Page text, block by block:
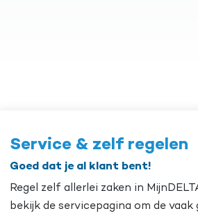
Service & zelf regelen
Goed dat je al klant bent!
Regel zelf allerlei zaken in
bekijk de servicepagina om de vaak